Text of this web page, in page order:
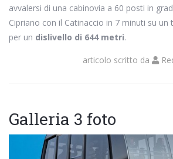
avvalersi di una cabinovia a 60 posti in
Cipriano con il Catinaccio in 7 minuti su un
per un dislivello di 644 metri.
articolo scritto da
Galleria 3 foto